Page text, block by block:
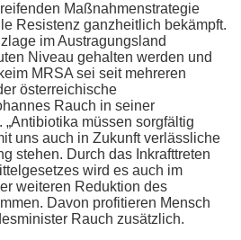
Maßnahmenstrategie
Resistenz ganzheitlich bekämpft.
im Austragungsland
Niveau gehalten werden und
MRSA sei seit mehreren
österreichische
Rauch in seiner
müssen sorgfältig
uns auch in Zukunft verlässliche
stehen. Durch das Inkrafttreten
wird es auch im
weiteren Reduktion des
Davon profitieren Mensch
Rauch zusätzlich.